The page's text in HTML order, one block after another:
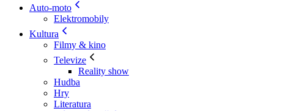
Auto-moto
Elektromobily
Kultura
Filmy & kino
Televize
Reality show
Hudba
Hry
Literatura